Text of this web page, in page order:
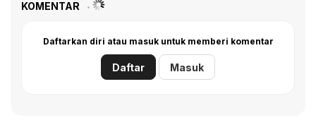
KOMENTAR
Daftarkan diri atau masuk untuk memberi komentar
Daftar Masuk